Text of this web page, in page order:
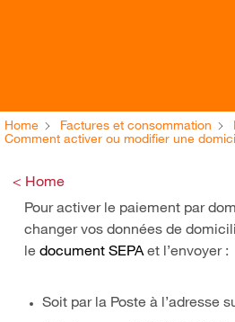
Home Factures et consommation
Comment activer ou modifier une
< Home
Pour activer le paiement par
changer vos données de
le document SEPAet l’envoyer :
Soit par la Poste à l’adresse